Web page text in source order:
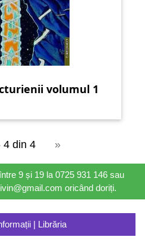
volumul 1
4 din 4 »
9 și 19 la 0725 931 146 sau
oricând doriți.
| Librăria